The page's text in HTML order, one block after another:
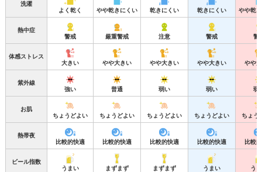
洗濯
よく乾く
やや乾きにくい 乾きにくい 乾きにくい やや乾
熱中症
警戒
厳重警戒 注意 警戒 警
体感ストレス
大きい
やや大きい やや大きい やや大きい やや
紫外線
強い
普通 弱い 弱い 弱
お肌
ちょうどよい
ちょうどよい ちょうどよい ちょうどよい ちょう
熱帯夜
比較的快適
比較的快適 比較的快適 比較的快適 比較
ビール指数
うまい
まずまず まずまず うまい う